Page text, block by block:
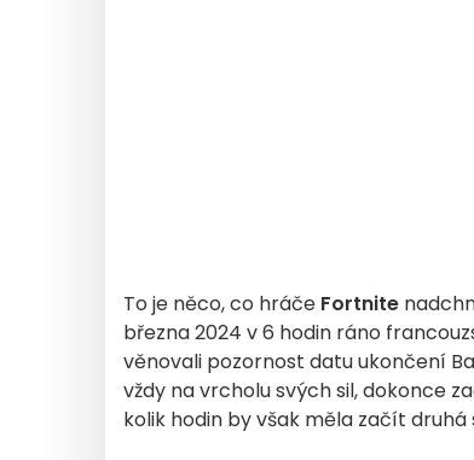
To je něco, co hráče Fortnite
března 2024 v 6 hodin ráno
věnovali pozornost datu ukončení
vždy na vrcholu svých sil, dokonce
kolik hodin by však měla začít druhá